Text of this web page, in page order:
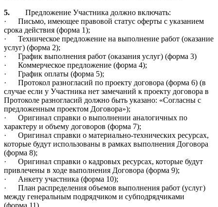
5.
Предложение Участника должно включать:
·
Письмо, имеющее правовой статус оферты с указанием
срока действия (форма 1);
·
Техническое предложение на выполнение работ (оказание
услуг) (форма 2);
·
График выполнения работ (оказания услуг) (форма 3)
·
Коммерческое предложение (форма 4);
·
График оплаты (форма 5);
·
Протокол разногласий по проекту договора (форма 6) (в
случае если у Участника нет замечаний к проекту договора в
Протоколе разногласий должно быть указано: «Согласны с
предложенным проектом Договора»);
·
Оригинал справки о выполнении аналогичных по
характеру и объему договоров (форма 7);
·
Оригинал справки о материально-технических ресурсах,
которые будут использованы в рамках выполнения Договора
(форма 8);
·
Оригинал справки о кадровых ресурсах, которые будут
привлечены в ходе выполнения Договора (форма 9);
·
Анкету участника (форма 10);
·
План распределения объемов выполнения работ (услуг)
между генеральным подрядчиком и субподрядчиками
(форма 11)